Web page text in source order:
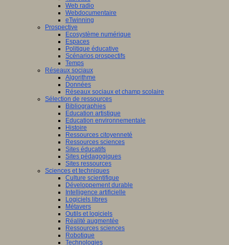
Web radio
Webdocumentaire
eTwinning
Prospective
Ecosystème numérique
Espaces
Politique éducative
Scénarios prospectifs
Temps
Réseaux sociaux
Algorithme
Données
Réseaux sociaux et champ scolaire
Sélection de ressources
Bibliographies
Education artistique
Education environnementale
Histoire
Ressources citoyenneté
Ressources sciences
Sites éducatifs
Sites pédagogiques
Sites ressources
Sciences et techniques
Culture scientifique
Développement durable
Intelligence artificielle
Logiciels libres
Métavers
Outils et logiciels
Réalité augmentée
Ressources sciences
Robotique
Technologies